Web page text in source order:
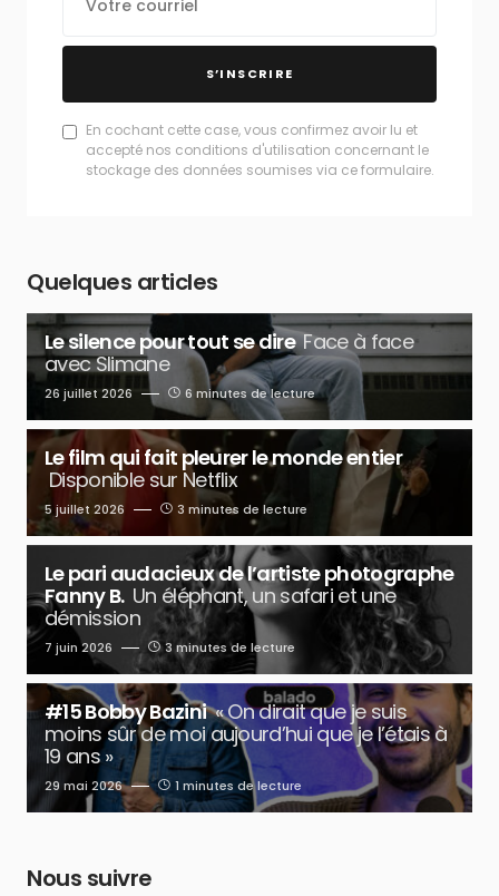
S’INSCRIRE
En cochant cette case, vous confirmez avoir lu et
accepté nos conditions d'utilisation concernant le
stockage des données soumises via ce formulaire.
Quelques articles
Le silence pour tout se dire Face à face
avec Slimane
26 juillet 2026 6 minutes de lecture
Le film qui fait pleurer le monde entier
Disponible sur Netflix
5 juillet 2026 3 minutes de lecture
Le pari audacieux de l’artiste photographe
Fanny B. Un éléphant, un safari et une
démission
7 juin 2026 3 minutes de lecture
#15 Bobby Bazini « On dirait que je suis
moins sûr de moi aujourd’hui que je l’étais à
19 ans »
29 mai 2026 1 minutes de lecture
Nous suivre